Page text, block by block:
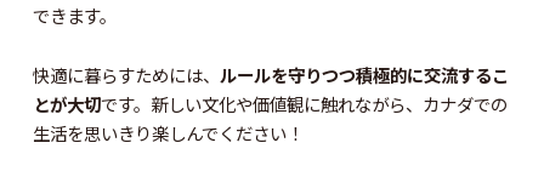
できます。
快適に暮らすためには、 ルールを守りつつ積極的に交流するこ
とが大切です。新しい文化や価値観に触れながら、カナダでの
生活を思いきり楽しんでください！